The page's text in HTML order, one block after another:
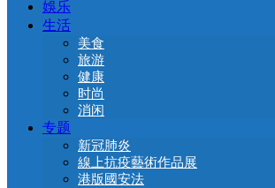
娛乐
生活
美食
旅游
健康
时尚
消闲
专题
新冠肺炎
線上抗疫藝術作品展
港版國安法